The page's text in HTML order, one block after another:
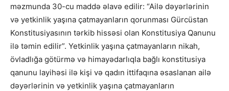
məzmunda 30-cu maddə əlavə edilir: “Ailə dəyərlərinin
və yetkinlik yaşına çatmayanların qorunması Gürcüstan
Konstitusiyasının tərkib hissəsi olan Konstitusiya Qanunu
ilə təmin edilir”. Yetkinlik yaşına çatmayanların nikah,
övladlığa götürmə və himayədarlıqla bağlı konstitusiya
qanunu layihəsi ilə kişi və qadın ittifaqına əsaslanan ailə
dəyərlərinin və yetkinlik yaşına çatmayanların